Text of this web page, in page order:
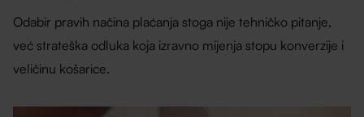
Odabir pravih načina plaćanja stoga nije tehničko pitanje,
već strateška odluka koja izravno mijenja stopu konverzije i
veličinu košarice.